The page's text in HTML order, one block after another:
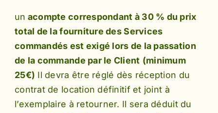
un acompte correspondant à 30 % du prix
total de la fourniture des Services
commandés est exigé lors de la passation
de la commande par le Client (minimum
25€) Il devra être réglé dès réception du
contrat de location définitif et joint à
l’exemplaire à retourner. Il sera déduit du